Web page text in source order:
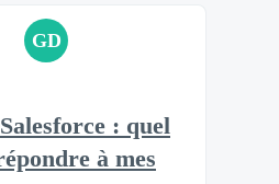
GD
: quel
à mes